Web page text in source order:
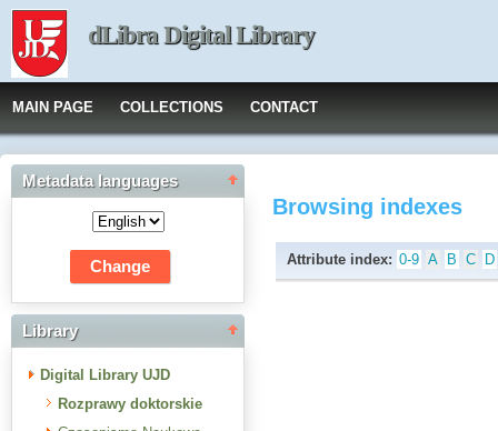
dLibra Digital Library
MAIN PAGE COLLECTIONS CONTACT
Metadata languages
Library
Digital Library UJD
Rozprawy doktorskie
Browsing indexes
Attribute index: 0-9 A B C D